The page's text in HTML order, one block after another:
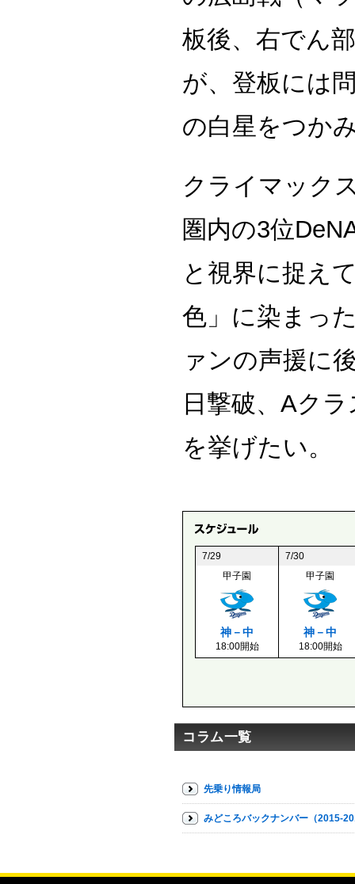
板後、右でん
が、登板には
の白星をつか
クライマック
圏内の3位
と視界に捉え
色」に染まっ
ァンの声援に
日撃破、Aク
を挙げたい。
7/29
7/30
甲子園
神－中
18:00開始
甲子園
神－中
18:00開始
コラム一覧
先乗り情報局
みどころバックナンバー（2015-